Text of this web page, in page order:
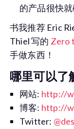
的产品很快
书我推荐 Eric
Thiel 写的 Zero
手做东西！
哪里可以了
网站: http://
博客: http://
Twitter: